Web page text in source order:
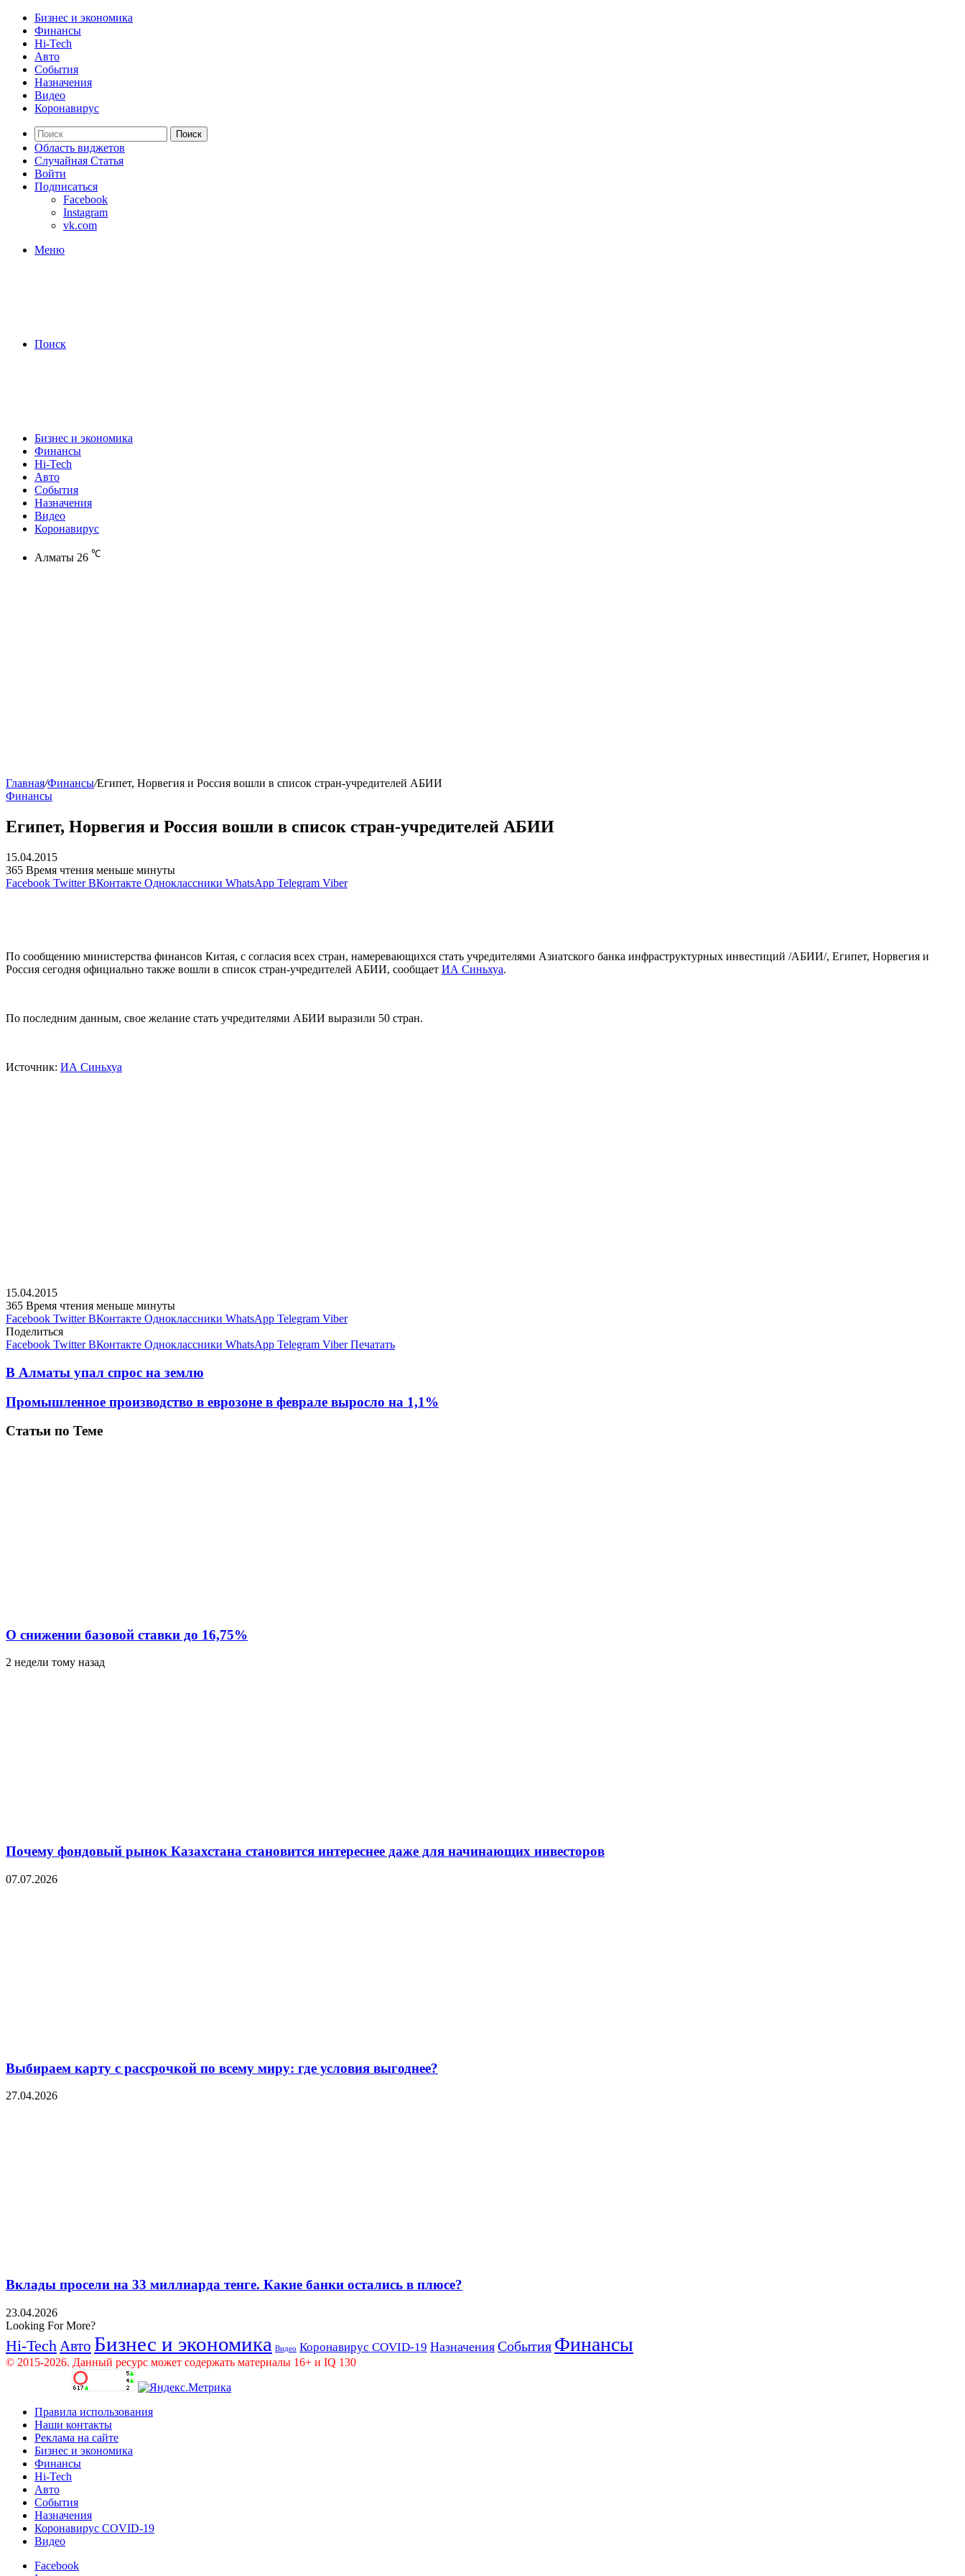
Бизнес и экономика
Финансы
Hi-Tech
Авто
События
Назначения
Видео
Коронавирус
Поиск
Область виджетов
Случайная Статья
Войти
Подписаться
Facebook
Instagram
vk.com
Меню
Поиск
Бизнес и экономика
Финансы
Hi-Tech
Авто
События
Назначения
Видео
Коронавирус
Алматы 26 ℃
Главная/Финансы/Египет, Норвегия и Россия вошли в список стран-учредителей АБИИ
Финансы
Египет, Норвегия и Россия вошли в список стран-учредителей АБИИ
15.04.2015
365 Время чтения меньше минуты
Facebook Twitter ВКонтакте Одноклассники WhatsApp Telegram Viber
По сообщению министерства финансов Китая, с согласия всех стран, намеревающихся стать учредителями Азиатского банка инфраструктурных инвестиций /АБИИ/, Египет, Норвегия и
Россия сегодня официально также вошли в список стран-учредителей АБИИ, сообщает ИА Синьхуа.
По последним данным, свое желание стать учредителями АБИИ выразили 50 стран.
Источник: ИА Синьхуа
15.04.2015
365 Время чтения меньше минуты
Facebook Twitter ВКонтакте Одноклассники WhatsApp Telegram Viber
Поделиться
Facebook Twitter ВКонтакте Одноклассники WhatsApp Telegram Viber Печатать
В Алматы упал спрос на землю
Промышленное производство в еврозоне в феврале выросло на 1,1%
Статьи по Теме
О снижении базовой ставки до 16,75%
2 недели тому назад
Почему фондовый рынок Казахстана становится интереснее даже для начинающих инвесторов
07.07.2026
Выбираем карту с рассрочкой по всему миру: где условия выгоднее?
27.04.2026
Вклады просели на 33 миллиарда тенге. Какие банки остались в плюсе?
23.04.2026
Looking For More?
Hi-Tech Авто Бизнес и экономика Видео Коронавирус COVID-19 Назначения События Финансы
© 2015-2026. Данный ресурс может содержать материалы 16+ и IQ 130
Правила использования
Наши контакты
Реклама на сайте
Бизнес и экономика
Финансы
Hi-Tech
Авто
События
Назначения
Коронавирус COVID-19
Видео
Facebook